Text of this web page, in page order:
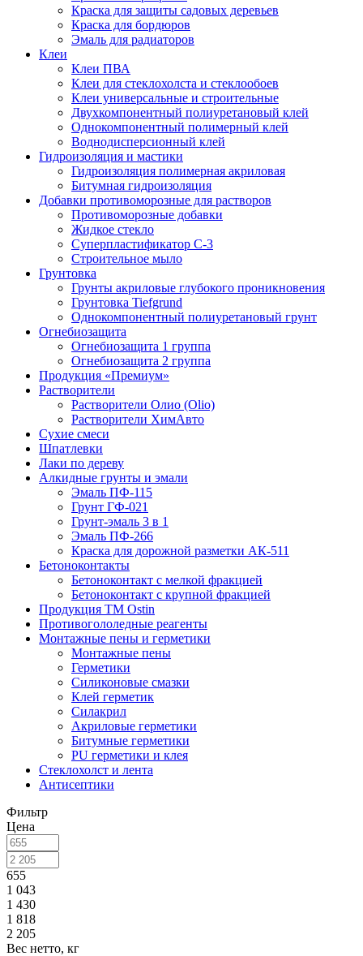
Краска для защиты садовых деревьев
⁠Краска для бордюров
Эмаль для радиаторов
Клеи
Клеи ПВА
Клеи для стеклохолста и стеклообоев
Клеи универсальные и строительные
Двухкомпонентный полиуретановый клей
Однокомпонентный полимерный клей
Воднодисперсионный клей
Гидроизоляция и мастики
Гидроизоляция полимерная акриловая
Битумная гидроизоляция
Добавки противоморозные для растворов
Противоморозные добавки
Жидкое стекло
Суперпластификатор С-3
Строительное мыло
Грунтовка
Грунты акриловые глубокого проникновения
Грунтовка Tiefgrund
Однокомпонентный полиуретановый грунт
Огнебиозащита
Огнебиозащита 1 группа
Огнебиозащита 2 группа
Продукция «Премиум»
Растворители
Растворители Олио (Olio)
Растворители ХимАвто
Сухие смеси
Шпатлевки
Лаки по дереву
Алкидные грунты и эмали
Эмаль ПФ-115
Грунт ГФ-021
Грунт-эмаль 3 в 1
Эмаль ПФ-266
Краска для дорожной разметки АК-511
Бетоноконтакты
Бетоноконтакт с мелкой фракцией
Бетоноконтакт с крупной фракцией
Продукция ТМ Ostin
Противогололедные реагенты
Монтажные пены и герметики
Монтажные пены
Герметики
Силиконовые смазки
Клей герметик
Силакрил
Акриловые герметики
Битумные герметики
PU герметики и клея
Стеклохолст и лента
Антисептики
Фильтр
Цена
655
1 043
1 430
1 818
2 205
Вес нетто, кг